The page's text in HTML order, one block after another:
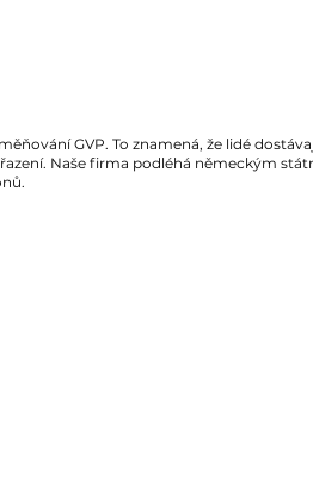
GVP. To znamená, že lidé
Naše firma podléhá německým